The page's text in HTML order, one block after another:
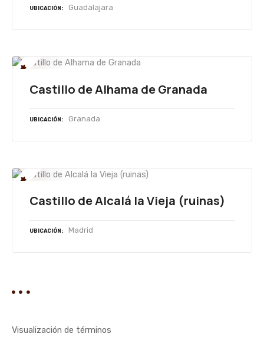
UBICACIÓN Guadalajara
Castillo de Alhama de Granada
UBICACIÓN Granada
Castillo de Alcalá la Vieja (ruinas)
UBICACIÓN Madrid
Visualización de términos